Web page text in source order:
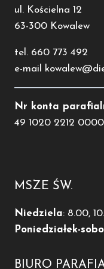
ul. Kościelna 12
63-300 Kowalew
tel. 660 773 492
e-mail
Nr konta
49 1020 2212
MSZE ŚW.
Niedziela: 8.00,
Poniedziałek-
BIURO